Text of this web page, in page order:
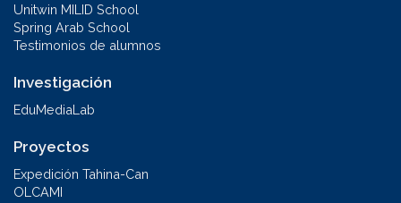
Unitwin MILID School
Spring Arab School
Testimonios de alumnos
Investigación
EduMediaLab
Proyectos
Expedición Tahina-Can
OLCAMI